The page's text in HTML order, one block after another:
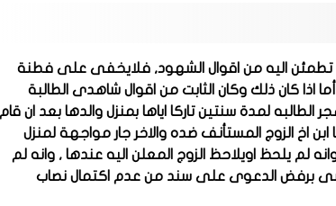
تطمئن اليه من اقوال الشهود, فلايخفى على فطنة
اذا كان ذلك وكان الثابت من اقوال شاهدى الطالبة
لمدة سنتين تاركا اياها بمنزل والدها بعد ان قام
اخ الزوج المستأنف ضده والاخر جار مواجهة لمنزل
لم يلحظ اويلاحظ الزوج المعلن اليه عندها , وانه لم
برفض الدعوى على سند من عدم اكتمال نصاب